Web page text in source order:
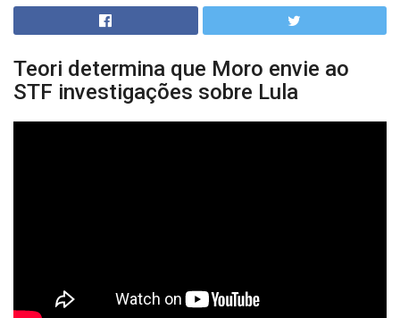
Teori determina que Moro envie ao
STF investigações sobre Lula